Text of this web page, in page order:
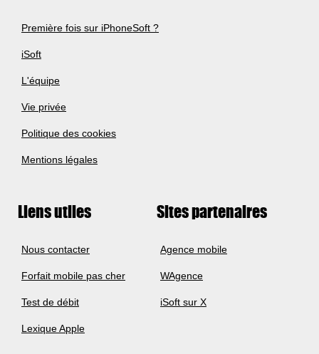
Première fois sur iPhoneSoft ?
iSoft
L'équipe
Vie privée
Politique des cookies
Mentions légales
Liens utiles
Nous contacter
Forfait mobile pas cher
Test de débit
Lexique Apple
Sites partenaires
Agence mobile
WAgence
iSoft sur X